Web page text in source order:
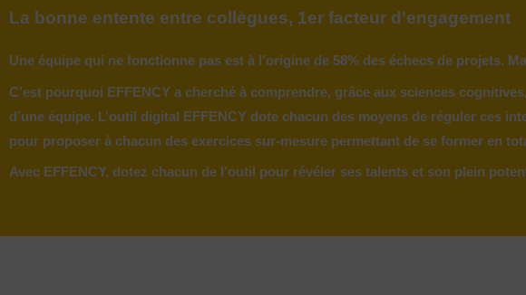
La bonne entente entre collègues, 1er facteur d'engagement
Une équipe qui ne fonctionne pas est à l’origine de 58% des échecs de projets.
C’est pourquoi EFFENCY a cherché à comprendre, grâce aux sciences
d’une équipe. L’outil digital EFFENCY dote chacun des moyens de réguler ces
pour proposer à chacun des exercices sur-mesure permettant de se former en
Avec EFFENCY, dotez chacun de l’outil pour révéler ses talents et son plein